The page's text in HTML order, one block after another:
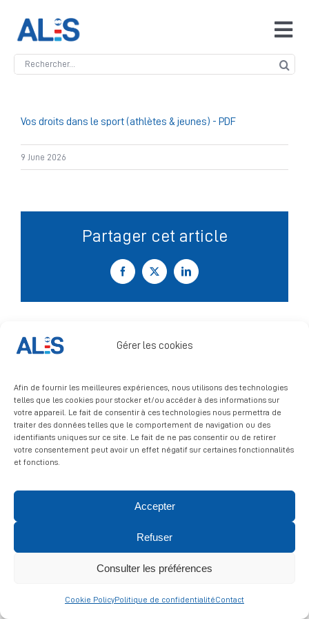
Gérer les cookies
Afin de fournir les meilleures expériences, nous utilisons des technologies
telles que les cookies pour stocker et/ou accéder à des informations sur
votre appareil. Le fait de consentir à ces technologies nous permettra de
traiter des données telles que le comportement de navigation ou des
identifiants uniques sur ce site. Le fait de ne pas consentir ou de retirer
votre consentement peut avoir un effet négatif sur certaines fonctionnalités
et fonctions.
Accepter
Refuser
Consulter les préférences
Cookie PolicyPolitique de confidentialitéContact
content
Search
Accueil
ALIS
Antidopage
Signalement
Vos droits dans le sport (athlètes & jeunes) - PDF
9 June 2026
Partager cet article
Facebook
X LinkedIn
© 2026 ALIS | All rights reserved
légales